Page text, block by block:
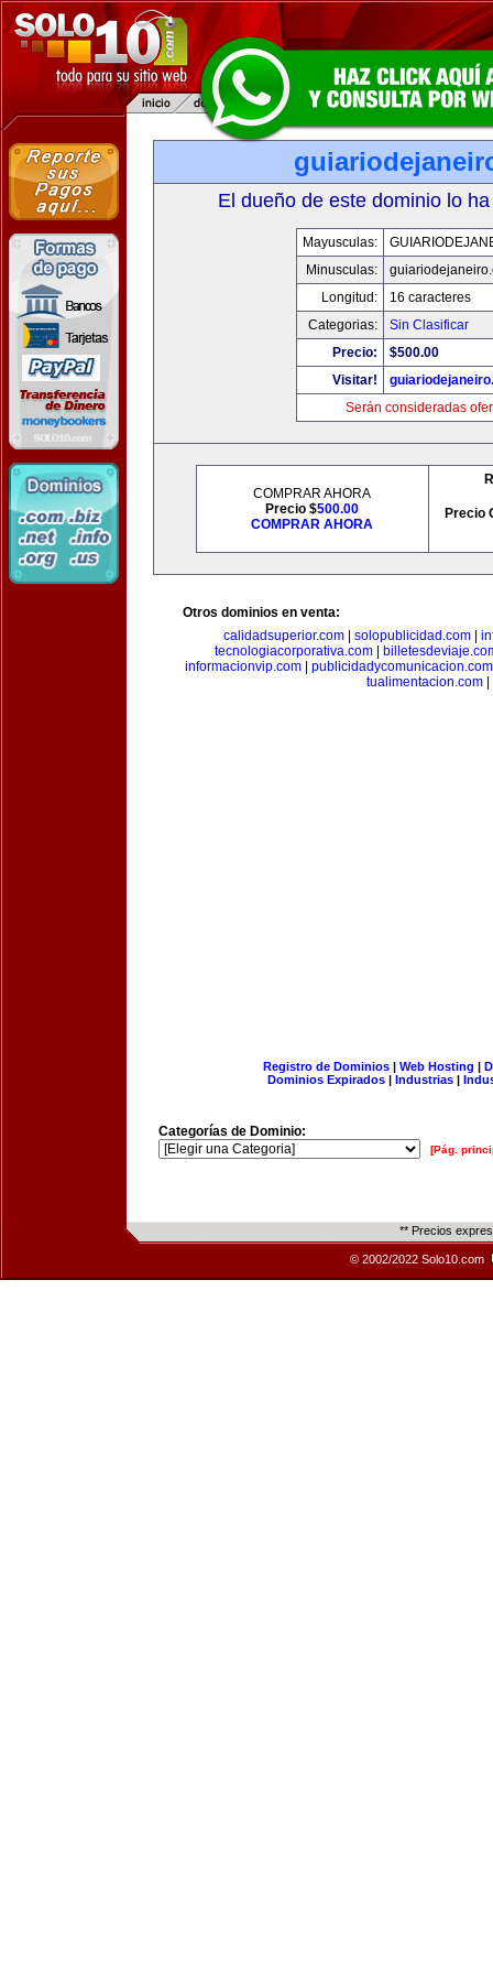
El dueño de este dominio lo
Mayusculas:
Minusculas:
Longitud:
16 caracteres
Categorias:
Sin Clasificar
Precio:
$500.00
Visitar!
Serán consideradas
COMPRAR AHORA
Precio $500.00
COMPRAR AHORA
Precio
Otros dominios en venta:
calidadsuperior.com| solopublicidad.com|
tecnologiacorporativa.com|
informacionvip.com| publicidadycomunicacion.com
tualimentacion.com
Registro de Dominios| Web Hosting |
Dominios Expirados | Industrias |
Categorías de Dominio:
[Pág.
** Precios
© 2002/2022 Solo10.com